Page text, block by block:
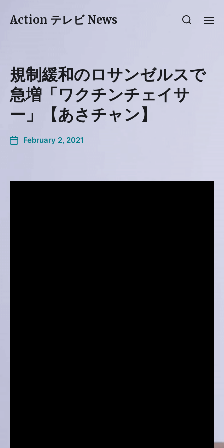
Action テレビ News
規制緩和のロサンゼルスで
急増「ワクチンチェイサ
ー」【あさチャン】
February 2, 2021